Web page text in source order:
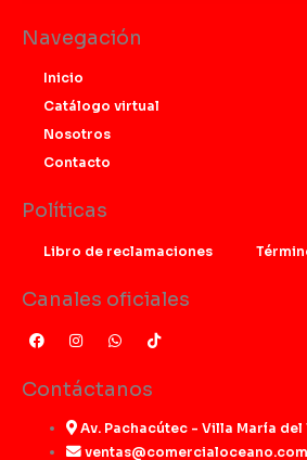
Navegación
Inicio
Catálogo virtual
Nosotros
Contacto
Políticas
Libro de reclamaciones
Canales oficiales
F
a
b
I
n
t
a
r
a
m
W
h
s
p
p
T
i
Contáctanos
Av. Pachacútec - Villa María
ventas@comercialoceano.com